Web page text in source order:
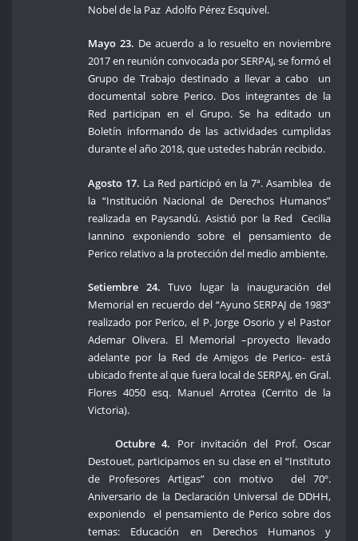
Nobel de la Paz Adolfo Pérez Esquivel.
Mayo 23. De acuerdo a lo resuelto en noviembre
2017 en reunión convocada por SERPAJ, se formó el
Grupo de Trabajo destinado a llevar a cabo un
documental sobre Perico. Dos integrantes de la
Red participan en el Grupo. Se ha editado un
Boletín informando de las actividades cumplidas
durante el año 2018, que ustedes habrán recibido.
Agosto 17. La Red participó en la 7ª. Asamblea de
la “Institución Nacional de Derechos Humanos”
realizada en Paysandú. Asistió por la Red Cecilia
Iannino exponiendo sobre el pensamiento de
Perico relativo a la protección del medio ambiente.
Setiembre 24.Tuvo lugar la inauguración del
Memorial en recuerdo del “Ayuno SERPAJ de 1983”
realizado por Perico, el P. Jorge Osorio y el Pastor
Ademar Olivera. El Memorial –proyecto llevado
adelante por la Red de Amigos de Perico- está
ubicado frente al que fuera local de SERPAJ, en Gral.
Flores 4050 esq. Manuel Arrotea (Cerrito de la
Victoria).
Octubre 4. Por invitación del Prof. Oscar
Destouet, participamos en su clase en el “Instituto
de Profesores Artigas” con motivo del 70º.
Aniversario de la Declaración Universal de DDHH,
exponiendo el pensamiento de Perico sobre dos
temas: Educación en Derechos Humanos y